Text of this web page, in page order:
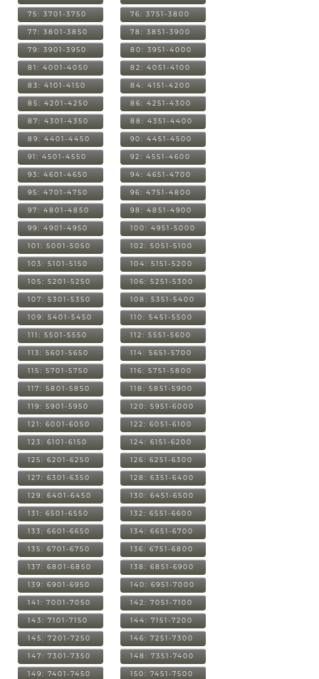
75: 3701-3750 76: 3751-3800
77: 3801-3850 78: 3851-3900
79: 3901-3950 80: 3951-4000
81: 4001-4050 82: 4051-4100
83: 4101-4150 84: 4151-4200
85: 4201-4250 86: 4251-4300
87: 4301-4350 88: 4351-4400
89: 4401-4450 90: 4451-4500
91: 4501-4550 92: 4551-4600
93: 4601-4650 94: 4651-4700
95: 4701-4750 96: 4751-4800
97: 4801-4850 98: 4851-4900
99: 4901-4950 100: 4951-5000
101: 5001-5050 102: 5051-5100
103: 5101-5150 104: 5151-5200
105: 5201-5250 106: 5251-5300
107: 5301-5350 108: 5351-5400
109: 5401-5450 110: 5451-5500
111: 5501-5550 112: 5551-5600
113: 5601-5650 114: 5651-5700
115: 5701-5750 116: 5751-5800
117: 5801-5850 118: 5851-5900
119: 5901-5950 120: 5951-6000
121: 6001-6050 122: 6051-6100
123: 6101-6150 124: 6151-6200
125: 6201-6250 126: 6251-6300
127: 6301-6350 128: 6351-6400
129: 6401-6450 130: 6451-6500
131: 6501-6550 132: 6551-6600
133: 6601-6650 134: 6651-6700
135: 6701-6750 136: 6751-6800
137: 6801-6850 138: 6851-6900
139: 6901-6950 140: 6951-7000
141: 7001-7050 142: 7051-7100
143: 7101-7150 144: 7151-7200
145: 7201-7250 146: 7251-7300
147: 7301-7350 148: 7351-7400
149: 7401-7450 150: 7451-7500